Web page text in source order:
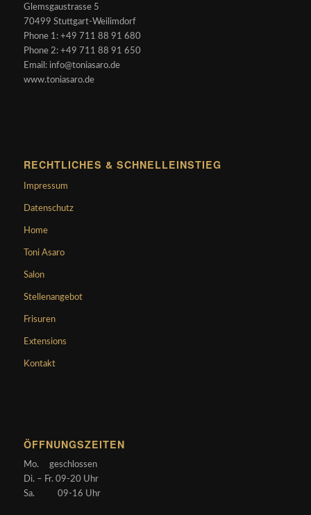
Glemsgaustrasse 5
70499 Stuttgart-Weilimdorf
Phone 1: +49 711 88 91 680
Phone 2: +49 711 88 91 650
Email: info@toniasaro.de
www.toniasaro.de
RECHTLICHES & SCHNELLEINSTIEG
Impressum
Datenschutz
Home
Toni Asaro
Salon
Stellenangebot
Frisuren
Extensions
Kontakt
ÖFFNUNGSZEITEN
Mo. geschlossen
Di. – Fr. 09-20 Uhr
Sa. 09-16 Uhr